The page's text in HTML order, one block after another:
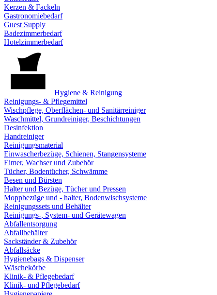
Kerzen & Fackeln
Gastronomiebedarf
Guest Supply
Badezimmerbedarf
Hotelzimmerbedarf
Hygiene & Reinigung
Reinigungs- & Pflegemittel
Wischpflege, Oberflächen- und Sanitärreiniger
Waschmittel, Grundreiniger, Beschichtungen
Desinfektion
Handreiniger
Reinigungsmaterial
Einwascherbezüge, Schienen, Stangensysteme
Eimer, Wachser und Zubehör
Tücher, Bodentücher, Schwämme
Besen und Bürsten
Halter und Bezüge, Tücher und Pressen
Moppbezüge und - halter, Bodenwischsysteme
Reinigungssets und Behälter
Reinigungs-, System- und Gerätewagen
Abfallentsorgung
Abfallbehälter
Sackständer & Zubehör
Abfallsäcke
Hygienebags & Dispenser
Wäschekörbe
Klinik- & Pflegebedarf
Klinik- und Pflegebedarf